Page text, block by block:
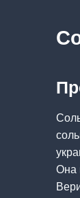
Она